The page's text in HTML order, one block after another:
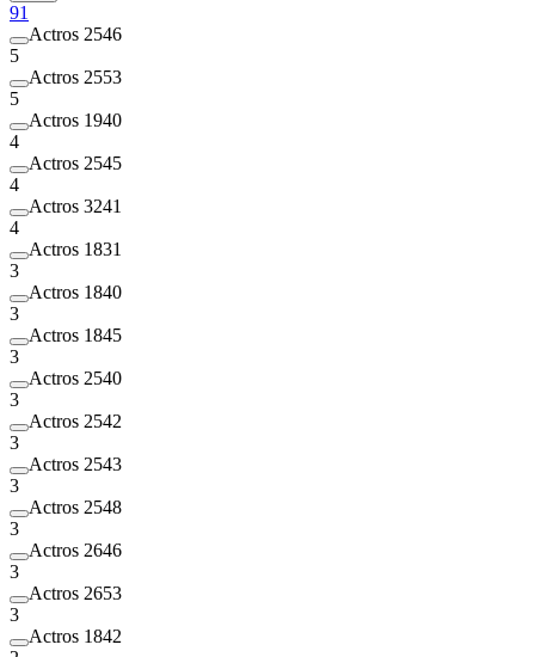
91
Actros 2546
5
Actros 2553
5
Actros 1940
4
Actros 2545
4
Actros 3241
4
Actros 1831
3
Actros 1840
3
Actros 1845
3
Actros 2540
3
Actros 2542
3
Actros 2543
3
Actros 2548
3
Actros 2646
3
Actros 2653
3
Actros 1842